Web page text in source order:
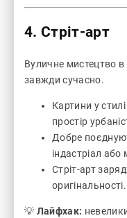
4. Стріт-арт
Вуличне мистецтво в
завжди сучасно.
Картини у
простір
Добре
індастріал або
Стріт-арт
оригінальності.
💡 Лайфхак: